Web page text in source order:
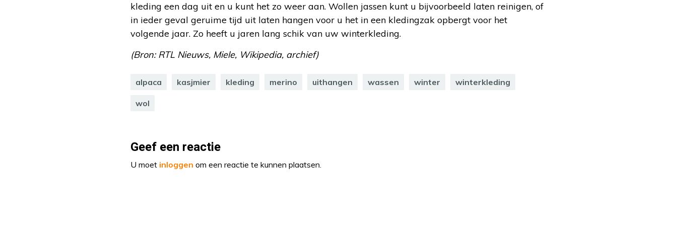
kleding een dag uit en u kunt het zo weer aan. Wollen jassen kunt u bijvoorbeeld laten reinigen, of
in ieder geval geruime tijd uit laten hangen voor u het in een kledingzak opbergt voor het
volgende jaar. Zo heeft u jaren lang schik van uw winterkleding.
(Bron: RTL Nieuws, Miele, Wikipedia, archief)
alpaca kasjmier kleding merino uithangen wassen winter winterkleding
wol
Geef een reactie
U moet inloggen om een reactie te kunnen plaatsen.